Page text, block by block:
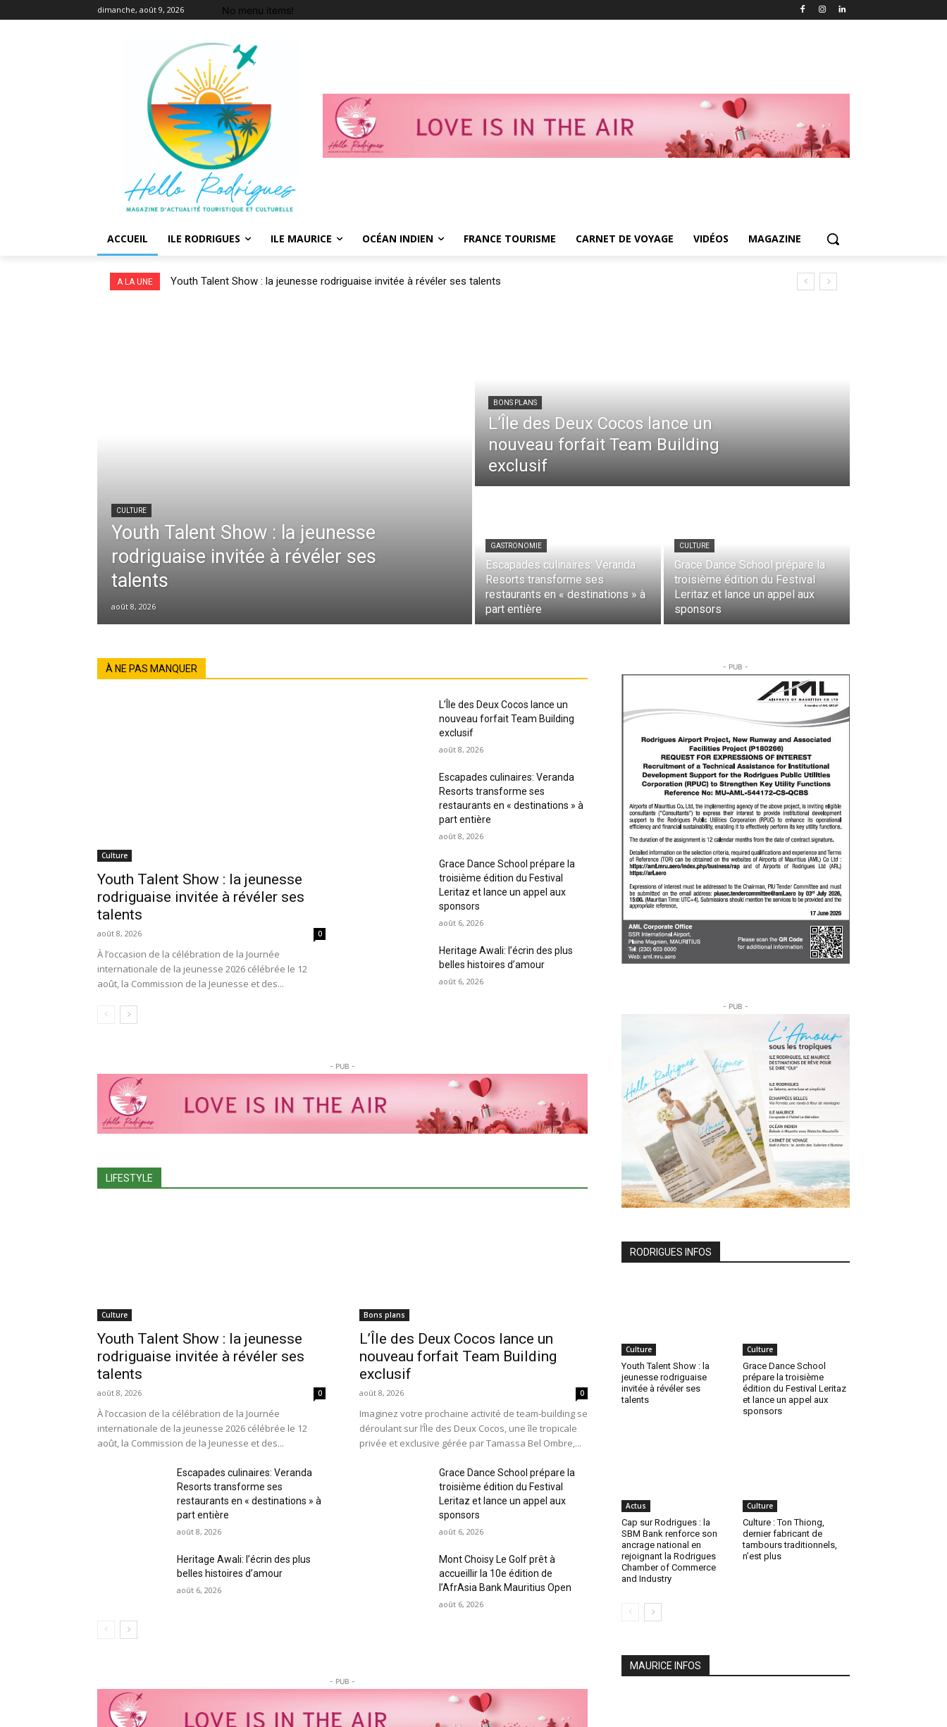
dimanche, août 9, 2026 No menu items!
ACCUEIL ILE RODRIGUES ILE MAURICE OCÉAN INDIEN FRANCE TOURISME CARNET DE VOYAGE VIDÉOS MAGAZINE
A LA UNE Youth Talent Show : la jeunesse rodriguaise invitée à révéler ses talents
CULTURE
Youth Talent Show : la jeunesse
rodriguaise invitée à révéler ses
talents
août 8, 2026
BONS PLANS
L’Île des Deux Cocos lance un
nouveau forfait Team Building
exclusif
GASTRONOMIE
Escapades culinaires: Veranda
Resorts transforme ses
restaurants en « destinations » à
part entière
CULTURE
Grace Dance School prépare la
troisième édition du Festival
Leritaz et lance un appel aux
sponsors
À NE PAS MANQUER
Culture
Youth Talent Show : la jeunesse
rodriguaise invitée à révéler ses
talents
août 8, 2026 0
À l’occasion de la célébration de la Journée
internationale de la jeunesse 2026 célébrée le 12
août, la Commission de la Jeunesse et des...
L’Île des Deux Cocos lance un
nouveau forfait Team Building
exclusif
août 8, 2026
Escapades culinaires: Veranda
Resorts transforme ses
restaurants en « destinations » à
part entière
août 8, 2026
Grace Dance School prépare la
troisième édition du Festival
Leritaz et lance un appel aux
sponsors
août 6, 2026
Heritage Awali: l’écrin des plus
belles histoires d’amour
août 6, 2026
- PUB -
LIFESTYLE
Culture
Youth Talent Show : la jeunesse
rodriguaise invitée à révéler ses
talents
août 8, 2026 0
À l’occasion de la célébration de la Journée
internationale de la jeunesse 2026 célébrée le 12
août, la Commission de la Jeunesse et des...
Bons plans
L’Île des Deux Cocos lance un
nouveau forfait Team Building
exclusif
août 8, 2026 0
Imaginez votre prochaine activité de team-building se
déroulant sur l’Île des Deux Cocos, une île tropicale
privée et exclusive gérée par Tamassa Bel Ombre,...
Escapades culinaires: Veranda
Resorts transforme ses
restaurants en « destinations » à
part entière
août 8, 2026
Grace Dance School prépare la
troisième édition du Festival
Leritaz et lance un appel aux
sponsors
août 6, 2026
Heritage Awali: l’écrin des plus
belles histoires d’amour
août 6, 2026
Mont Choisy Le Golf prêt à
accueillir la 10e édition de
l’AfrAsia Bank Mauritius Open
août 6, 2026
- PUB -
- PUB -
- PUB -
RODRIGUES INFOS
Culture
Youth Talent Show : la
jeunesse rodriguaise
invitée à révéler ses
talents
Culture
Grace Dance School
prépare la troisième
édition du Festival Leritaz
et lance un appel aux
sponsors
Actus
Cap sur Rodrigues : la
SBM Bank renforce son
ancrage national en
rejoignant la Rodrigues
Chamber of Commerce
and Industry
Culture
Culture : Ton Thiong,
dernier fabricant de
tambours traditionnels,
n’est plus
MAURICE INFOS